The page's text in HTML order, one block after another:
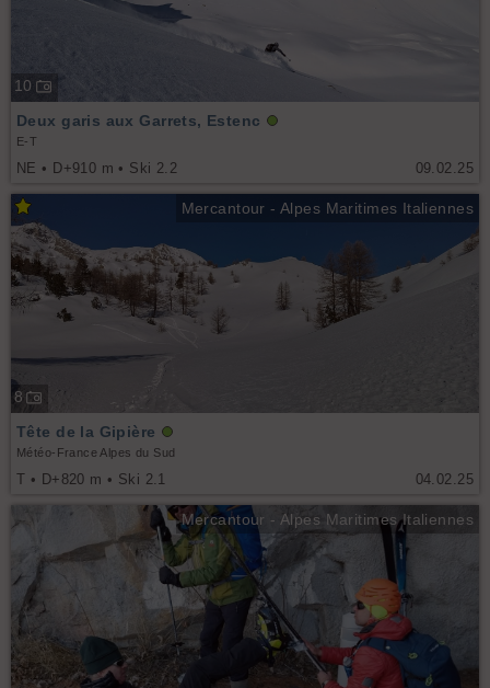
10
09.02.25
Deux garis aux Garrets, Estenc
E-T
NE • D+910 m • Ski 2.2
Mercantour - Alpes Maritimes Italiennes
8
04.02.25
Tête de la Gipière
Météo-France Alpes du Sud
T • D+820 m • Ski 2.1
Mercantour - Alpes Maritimes Italiennes